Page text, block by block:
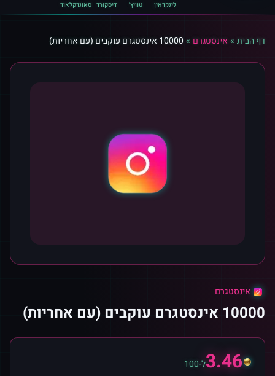
לינקדאין טוויץ׳ דיסקורד סאונדקלאוד
דף הבית » אינסטגרם » 10000 אינסטגרם עוקבים (עם אחריות)
אינסטגרם
10000 אינסטגרם עוקבים (עם אחריות)
3.46ל-100